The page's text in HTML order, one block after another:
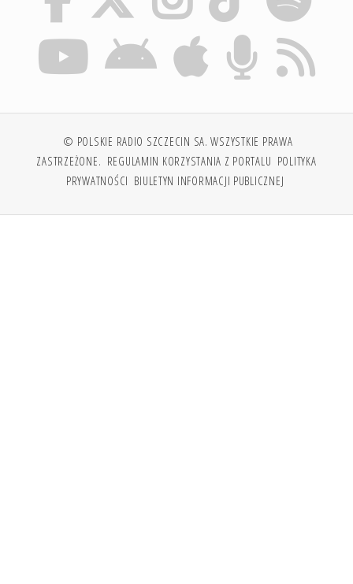
© POLSKIE RADIO SZCZECIN SA. WSZYSTKIE PRAWA
ZASTRZEŻONE. REGULAMIN KORZYSTANIA Z PORTALU POLITYKA
PRYWATNOŚCI BIULETYN INFORMACJI PUBLICZNEJ